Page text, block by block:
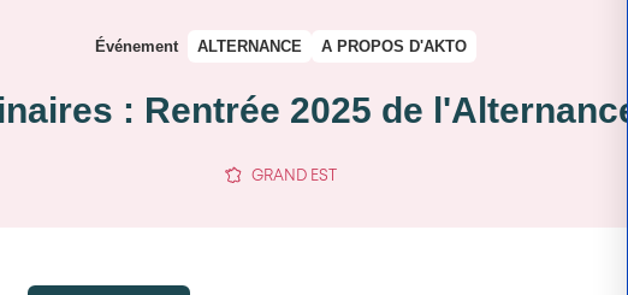
Événement ALTERNANCE A PROPOS D'AKTO
: Rentrée 2025 de l'Alternance
GRAND EST